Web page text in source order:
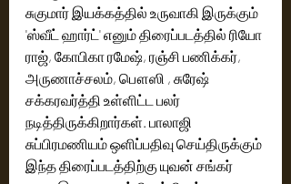
சுகுமார் இயக்கத்தில் உருவாகி இருக்கும்
'ஸ்வீட் ஹார்ட்' எனும் திரைப்படத்தில் ரியோ
ராஜ், கோபிகா ரமேஷ், ரஞ்சி பணிக்கர்,
அருணாச்சலம், பௌஸி , சுரேஷ்
சக்கரவர்த்தி உள்ளிட்ட பலர்
நடித்திருக்கிறார்கள். பாலாஜி
சுப்பிரமணியம் ஒளிப்பதிவு செய்திருக்கும்
இந்த திரைப்படத்திற்கு யுவன் சங்கர்